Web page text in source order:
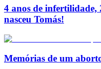
4 anos de infertilidade,
nasceu Tomás!
Memórias de um